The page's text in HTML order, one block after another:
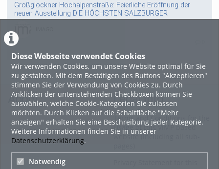
Diese Webseite verwendet Cookies
Wir verwenden Cookies, um unsere Website optimal für Sie
zu gestalten. Mit dem Bestätigen des Buttons "Akzeptieren"
stimmen Sie der Verwendung von Cookies zu. Durch
Anklicken der untenstehenden Checkboxen können Sie
auswählen, welche Cookie-Kategorien Sie zulassen
möchten. Durch Klicken auf die Schaltfläche "Mehr
anzeigen" erhalten Sie eine Beschreibung jeder Kategorie.
Weitere Informationen finden Sie in unserer
Datenschutzerklärung.
Notwendig
Großglockner Hochalpenstraße: Feierliche Eröffnung der
neuen Ausstellung DIE HÖCHSTEN SALZBURGER
18. Februar 2015
Altstadt Salzburg Fashion Night
HOHU
Alle Blogeinträge zeigen
About Legal Info
Terms and Conditions for the
Usage of this ViMP based
website (including all sub-